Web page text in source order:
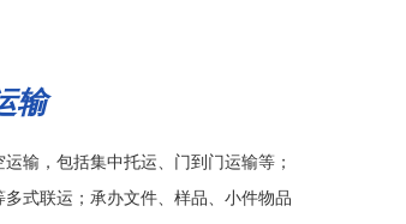
输
输，包括集中托运、门到门运输等；
式联运；承办文件、样品、小件物品